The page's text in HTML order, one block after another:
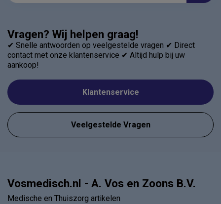
Vragen? Wij helpen graag!
✔ Snelle antwoorden op veelgestelde vragen ✔ Direct
contact met onze klantenservice ✔ Altijd hulp bij uw
aankoop!
Klantenservice
Veelgestelde Vragen
Vosmedisch.nl - A. Vos en Zoons B.V.
Medische en Thuiszorg artikelen